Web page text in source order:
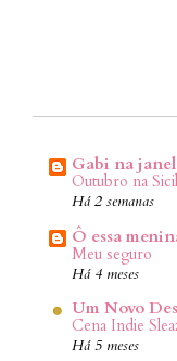
Gabi na
Outubro na
Há 2 semanas
Ô essa
Meu seguro
Há 4 meses
Um Novo
Cena Indie
Há 5 meses